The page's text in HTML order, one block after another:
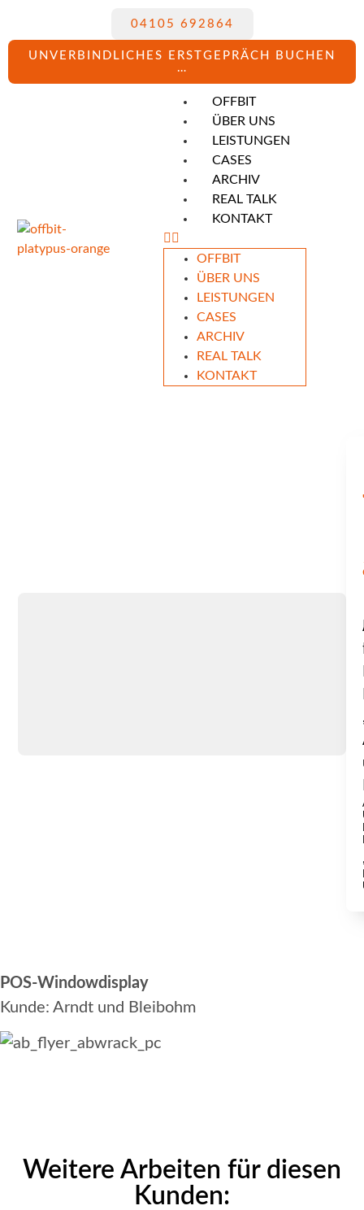
UNVERBINDLICHES ERSTGEPRÄCH BUCHEN
…
04105 692864
OFFBIT
ÜBER UNS
LEISTUNGEN
CASES
ARCHIV
REAL TALK
KONTAKT
OFFBIT
ÜBER UNS
LEISTUNGEN
CASES
ARCHIV
REAL TALK
KONTAKT
POS-Windowdisplay
Kunde: Arndt und Bleibohm
Weitere Arbeiten für diesen
Kunden: